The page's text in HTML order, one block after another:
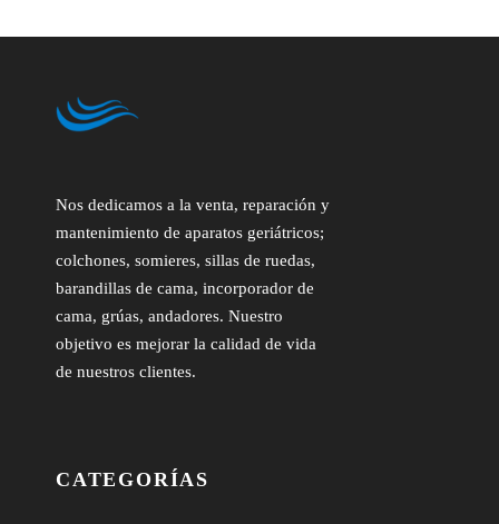
Nos dedicamos a la venta, reparación y
mantenimiento de aparatos geriátricos;
colchones, somieres, sillas de ruedas,
barandillas de cama, incorporador de
cama, grúas, andadores. Nuestro
objetivo es mejorar la calidad de vida
de nuestros clientes.
CATEGORÍAS